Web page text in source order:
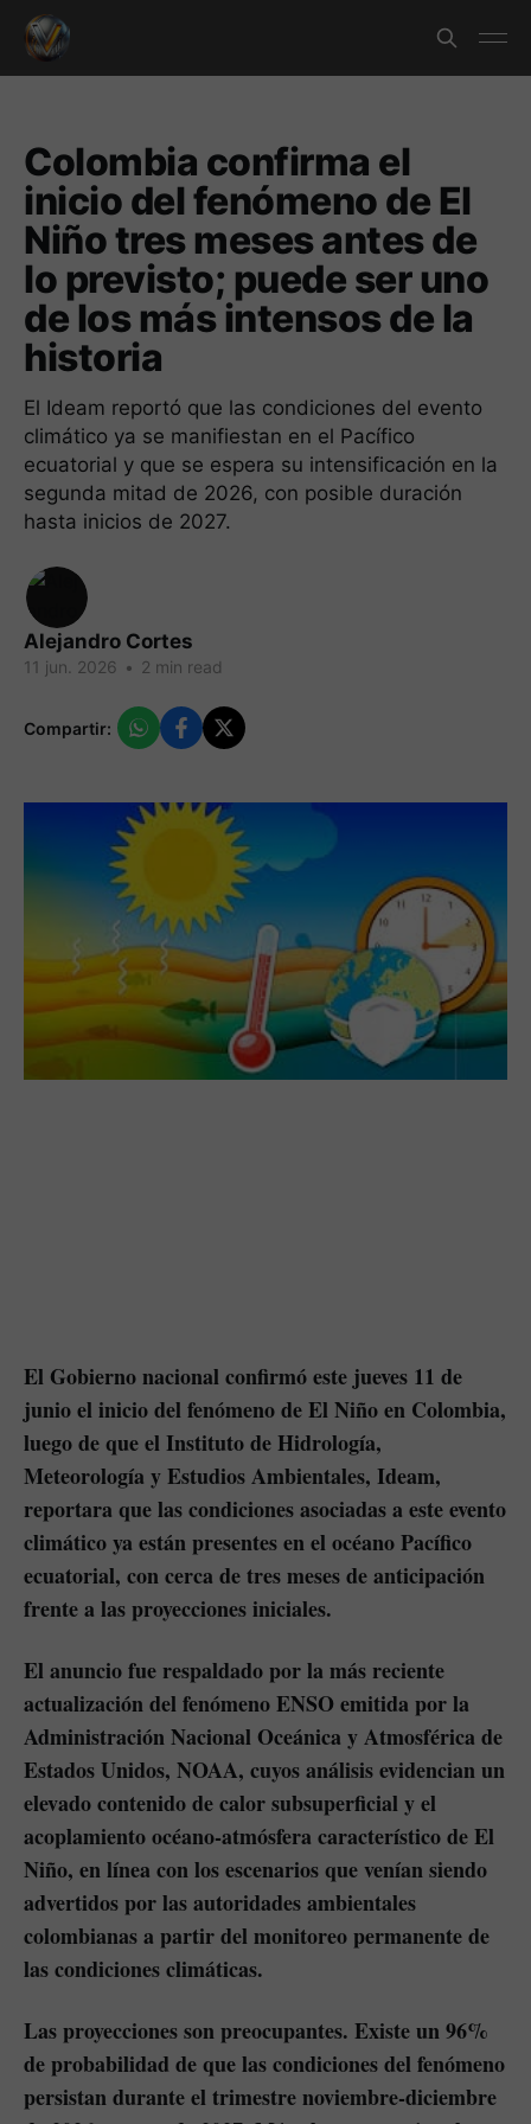
Colombia confirma el
inicio del fenómeno de El
Niño tres meses antes de
lo previsto; puede ser uno
de los más intensos de la
historia
El Ideam reportó que las condiciones del evento
climático ya se manifiestan en el Pacífico
ecuatorial y que se espera su intensificación en la
segunda mitad de 2026, con posible duración
hasta inicios de 2027.
Alejandro Cortes
11 jun. 2026 • 2 min read
Compartir:
El Gobierno nacional confirmó este jueves 11 de
junio el inicio del fenómeno de El Niño en Colombia,
luego de que el Instituto de Hidrología,
Meteorología y Estudios Ambientales, Ideam,
reportara que las condiciones asociadas a este evento
climático ya están presentes en el océano Pacífico
ecuatorial, con cerca de tres meses de anticipación
frente a las proyecciones iniciales.
El anuncio fue respaldado por la más reciente
actualización del fenómeno ENSO emitida por la
Administración Nacional Oceánica y Atmosférica de
Estados Unidos, NOAA, cuyos análisis evidencian un
elevado contenido de calor subsuperficial y el
acoplamiento océano-atmósfera característico de El
Niño, en línea con los escenarios que venían siendo
advertidos por las autoridades ambientales
colombianas a partir del monitoreo permanente de
las condiciones climáticas.
Las proyecciones son preocupantes. Existe un 96%
de probabilidad de que las condiciones del fenómeno
persistan durante el trimestre noviembre-diciembre